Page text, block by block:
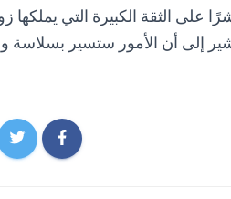
على الثقة الكبيرة التي يملكها
إلى أن الأمور ستسير بسلاسة